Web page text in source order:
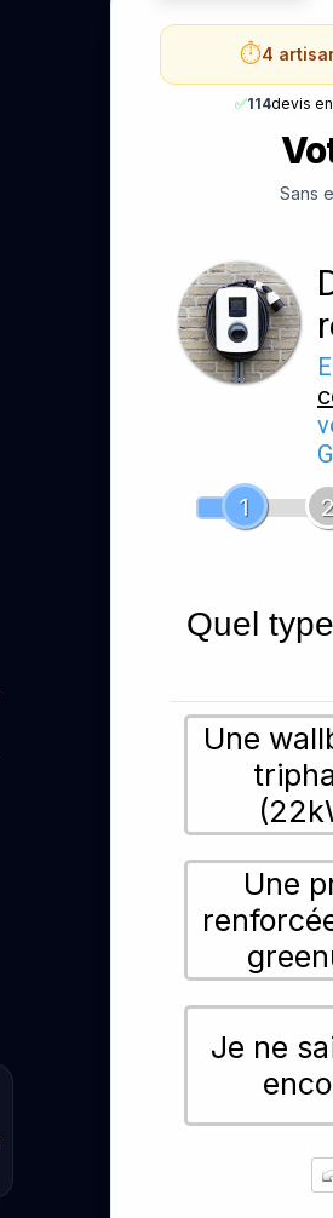
⏱️4
✅114devis
Sans
1
2
Quel
Une
Une
Je ne